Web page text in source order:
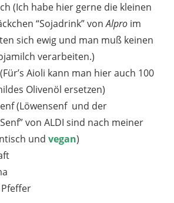
(Ich habe hier gerne die kleinen
“Sojadrink” vonAlproim
sich ewig und man muß keinen
verarbeiten.)
Aioli kann man hier auch 100
Olivenöl ersetzen)
(Löwensenf und der
von ALDI sind nach meiner
und vegan)